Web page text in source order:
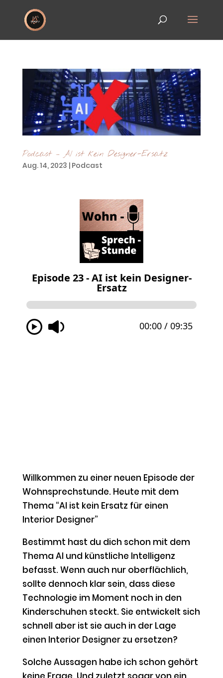
Podcast – AI ist kein Designer-Ersatz
Aug. 14, 2023 | Podcast
Willkommen zu einer neuen Episode der
Wohnsprechstunde. Heute mit dem
Thema “AI ist kein Ersatz für einen
Interior Designer”
Bestimmt hast du dich schon mit dem
Thema AI und künstliche Intelligenz
befasst. Wenn auch nur oberflächlich,
sollte dennoch klar sein, dass diese
Technologie im Moment noch in den
Kinderschuhen steckt. Sie entwickelt sich
schnell aber ist sie auch in der Lage
einen Interior Designer zu ersetzen?
Solche Aussagen habe ich schon gehört